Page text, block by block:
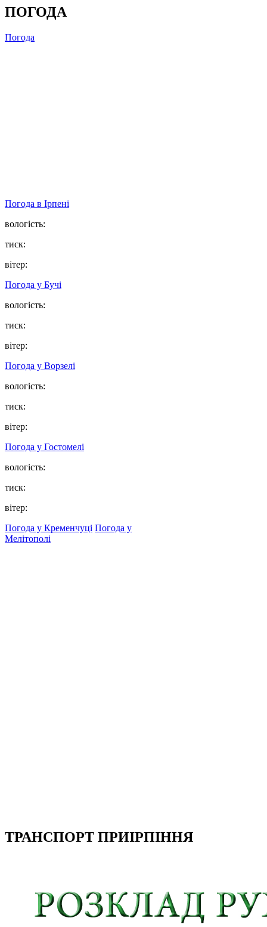
ПОГОДА
Погода
Погода в Ірпені
вологість:
тиск:
вітер:
Погода у Бучі
вологість:
тиск:
вітер:
Погода у Ворзелі
вологість:
тиск:
вітер:
Погода у Гостомелі
вологість:
тиск:
вітер:
Погода у Кременчуці Погода у
Мелітополі
ТРАНСПОРТ ПРИІРПІННЯ